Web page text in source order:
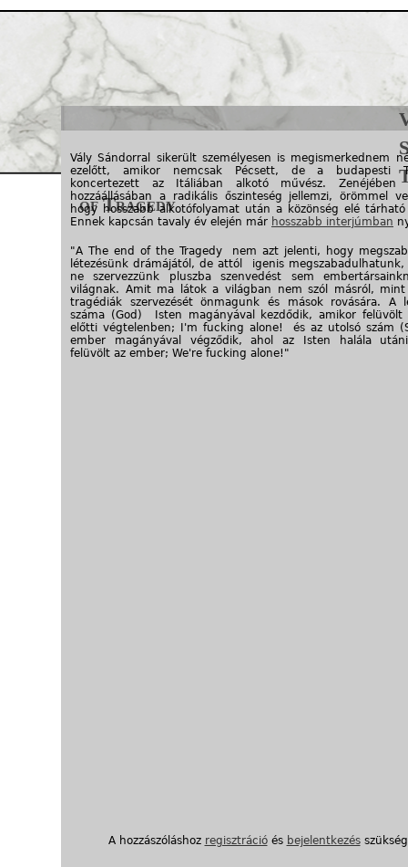
Jump to navigation
of Tragedy
Vály Sándorral sikerült személyesen is megismerkednem
ezelőtt, amikor nemcsak Pécsett, de a budapesti
koncertezett az Itáliában alkotó művész. Zenéjében
hozzáállásában a radikális őszinteség jellemzi, örömmel
hogy hosszabb alkotófolyamat után a közönség elé
Ennek kapcsán tavaly év elején már hosszabb interjúmban
"A The end of the Tragedy nem azt jelenti, hogy
létezésünk drámájától, de attól igenis
ne szervezzünk pluszba szenvedést sem
világnak. Amit ma látok a világban nem szól másról, mint
tragédiák szervezését önmagunk és mások rovására. A
száma (God) Isten magányával kezdődik, amikor felüvölt
előtti végtelenben; I'm fucking alone! és az utolsó szám
ember magányával végződik, ahol az Isten halála
felüvölt az ember; We're fucking alone!"
A hozzászóláshoz regisztrációés bejelentkezés